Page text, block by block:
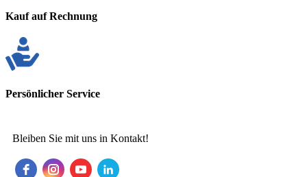
Kauf auf Rechnung
Persönlicher Service
Bleiben Sie mit uns in Kontakt!